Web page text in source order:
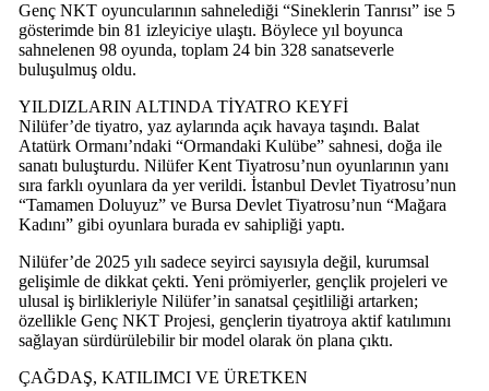
Genç NKT oyuncularının sahnelediği “Sineklerin Tanrısı” ise 5
gösterimde bin 81 izleyiciye ulaştı. Böylece yıl boyunca
sahnelenen 98 oyunda, toplam 24 bin 328 sanatseverle
buluşulmuş oldu.
YILDIZLARIN ALTINDA TİYATRO KEYFİ
Nilüfer’de tiyatro, yaz aylarında açık havaya taşındı. Balat
Atatürk Ormanı’ndaki “Ormandaki Kulübe” sahnesi, doğa ile
sanatı buluşturdu. Nilüfer Kent Tiyatrosu’nun oyunlarının yanı
sıra farklı oyunlara da yer verildi. İstanbul Devlet Tiyatrosu’nun
“Tamamen Doluyuz” ve Bursa Devlet Tiyatrosu’nun “Mağara
Kadını” gibi oyunlara burada ev sahipliği yaptı.
Nilüfer’de 2025 yılı sadece seyirci sayısıyla değil, kurumsal
gelişimle de dikkat çekti. Yeni prömiyerler, gençlik projeleri ve
ulusal iş birlikleriyle Nilüfer’in sanatsal çeşitliliği artarken;
özellikle Genç NKT Projesi, gençlerin tiyatroya aktif katılımını
sağlayan sürdürülebilir bir model olarak ön plana çıktı.
ÇAĞDAŞ, KATILIMCI VE ÜRETKEN